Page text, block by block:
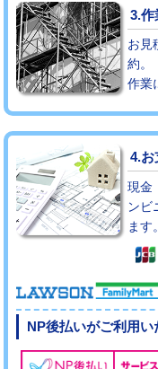
3.作
お見
約。
作業
4.お
現金
ンビ
ます。
NP後払いがご利用い